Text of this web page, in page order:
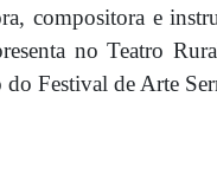
compositora e
no Teatro
do Festival de Arte